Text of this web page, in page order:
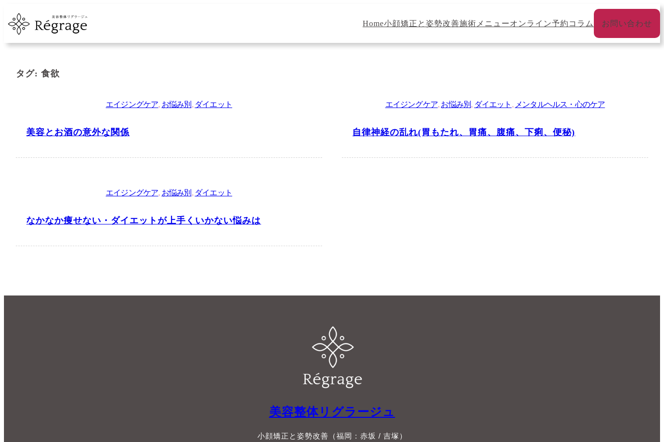
容
Home小顔矯正と姿勢改善施術メニューオンライン予約 コラム お問い合わせ
タグ: 食欲
エイジングケア, お悩み別 , ダイエット
美容とお酒の意外な関係
エイジングケア, お悩み別 , ダイエット , メンタルヘルス・心のケア
自律神経の乱れ(胃もたれ、胃痛、腹痛、下痢、便秘)
エイジングケア, お悩み別 , ダイエット
なかなか痩せない・ダイエットが上手くいかない悩みは
美容整体リグラージュ
小顔矯正と姿勢改善（福岡：赤坂 / 吉塚）